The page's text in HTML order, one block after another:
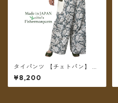
タイパンツ 【チェトパン】 Fi
shermanpants-052 ＊メール
便送料無料＊
¥8,200